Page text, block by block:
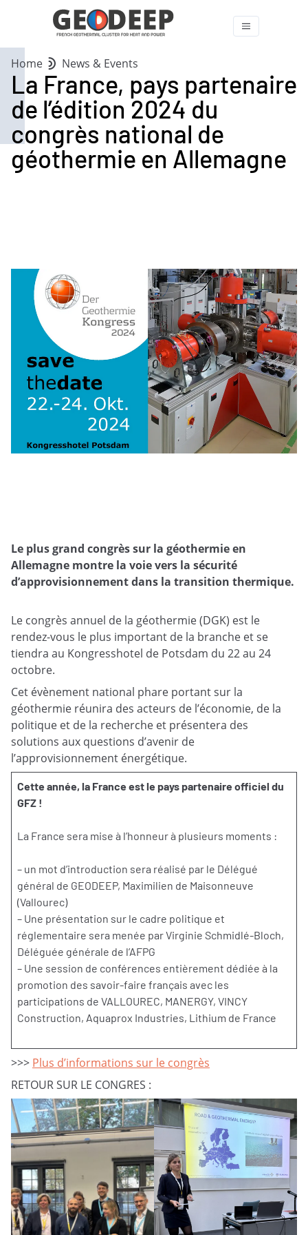
Home News & Events
La France, pays partenaire
de l’édition 2024 du
congrès national de
géothermie en Allemagne
Le plus grand congrès sur la géothermie en
Allemagne montre la voie vers la sécurité
d’approvisionnement dans la transition thermique.
Le congrès annuel de la géothermie (DGK) est le
rendez-vous le plus important de la branche et se
tiendra au Kongresshotel de Potsdam du 22 au 24
octobre.
Cet évènement national phare portant sur la
géothermie réunira des acteurs de l’économie, de la
politique et de la recherche et présentera des
solutions aux questions d’avenir de
l’approvisionnement énergétique.
Cette année, la France est le pays partenaire officiel du
GFZ !
La France sera mise à l’honneur à plusieurs moments :
– un mot d’introduction sera réalisé par le Délégué
général de GEODEEP, Maximilien de Maisonneuve
(Vallourec)
– Une présentation sur le cadre politique et
réglementaire sera menée par Virginie Schmidlé-Bloch,
Déléguée générale de l’AFPG
– Une session de conférences entièrement dédiée à la
promotion des savoir-faire français avec les
participations de VALLOUREC, MANERGY, VINCY
Construction, Aquaprox Industries, Lithium de France
>>> Plus d’informations sur le congrès
RETOUR SUR LE CONGRES :